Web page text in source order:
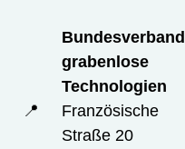
📍
Bundesverband
grabenlose
Technologien
Französische
Straße 20